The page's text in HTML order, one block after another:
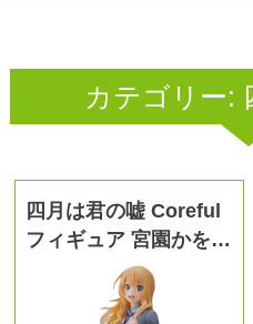
カテゴリー:
四月は君の嘘 Coreful
フィギュア 宮園かを…